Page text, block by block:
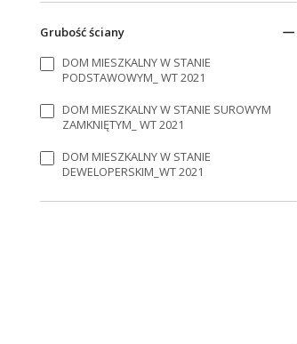
Grubość ściany
DOM MIESZKALNY W STANIE
PODSTAWOWYM_ WT 2021
DOM MIESZKALNY W STANIE SUROWYM
ZAMKNIĘTYM_ WT 2021
DOM MIESZKALNY W STANIE
DEWELOPERSKIM_WT 2021